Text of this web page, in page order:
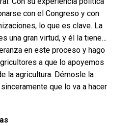
con el Congreso y con
lo que es clave. La
una gran virtud, y él la tiene…
en este proceso y hago
a que lo apoyemos
la agricultura. Démosle la
que lo va a hacer